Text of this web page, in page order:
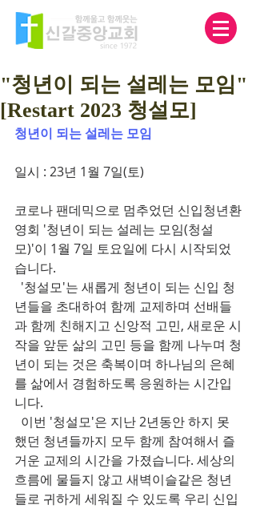
"청년이 되는 설레는 모임"
[Restart 2023 청설모]
청년이 되는 설레는 모임
일시 : 23년 1월 7일(토)
코로나 팬데믹으로 멈추었던 신입청년환
영회 '청년이 되는 설레는 모임(청설
모)'이 1월 7일 토요일에 다시 시작되었
습니다.
년들을 초대하여 함께 교제하며 선배들
과 함께 친해지고 신앙적 고민, 새로운 시
작을 앞둔 삶의 고민 등을 함께 나누며 청
년이 되는 것은 축복이며 하나님의 은혜
를 삶에서 경험하도록 응원하는 시간입
니다.
했던 청년들까지 모두 함께 참여해서 즐
거운 교제의 시간을 가졌습니다. 세상의
흐름에 물들지 않고 새벽이슬같은 청년
들로 귀하게 세워질 수 있도록 우리 신입